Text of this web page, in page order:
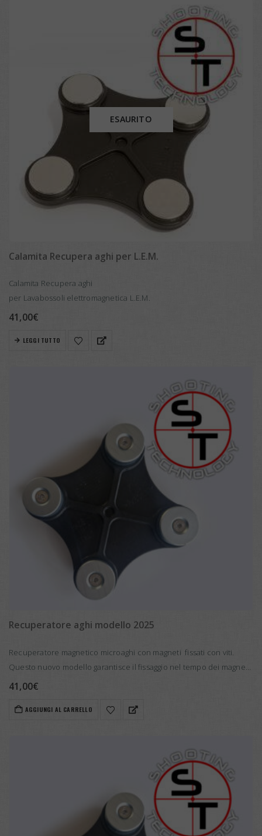
ESAURITO
Calamita Recupera aghi per L.E.M.
Calamita Recupera aghi
per Lavabossoli elettromagnetica L.E.M.
41,00€
LEGGI TUTTO
Recuperatore aghi modello 2025
Recuperatore magnetico microaghi con magneti fissati con viti.
Questo nuovo modello garantisce il fissaggio nel tempo dei magneti
al supporto recuperatore
41,00€
AGGIUNGI AL CARRELLO